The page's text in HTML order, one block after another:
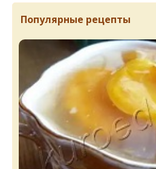
Популярные рецепты